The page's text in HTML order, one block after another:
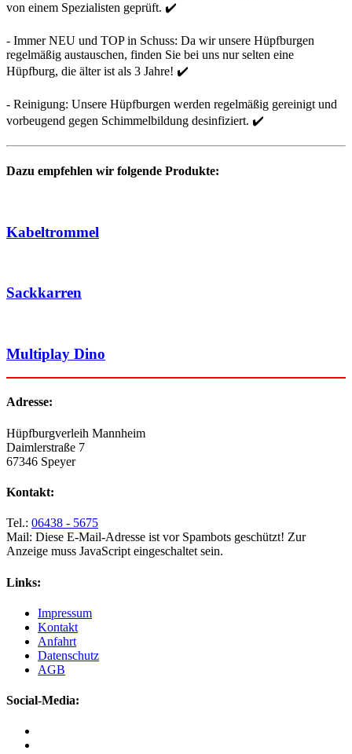
von einem Spezialisten geprüft. ✔️
- Immer NEU und TOP in Schuss: Da wir unsere Hüpfburgen
regelmäßig austauschen, finden Sie bei uns nur selten eine
Hüpfburg, die älter ist als 3 Jahre! ✔️
- Reinigung: Unsere Hüpfburgen werden regelmäßig gereinigt und
vorbeugend gegen Schimmelbildung desinfiziert. ✔️
Dazu empfehlen wir folgende Produkte:
Kabeltrommel
Sackkarren
Multiplay Dino
Adresse:
Hüpfburgverleih Mannheim
Daimlerstraße 7
67346 Speyer
Kontakt:
Tel.: 06438 - 5675
Mail: Diese E-Mail-Adresse ist vor Spambots geschützt! Zur
Anzeige muss JavaScript eingeschaltet sein.
Links:
Impressum
Kontakt
Anfahrt
Datenschutz
AGB
Social-Media: